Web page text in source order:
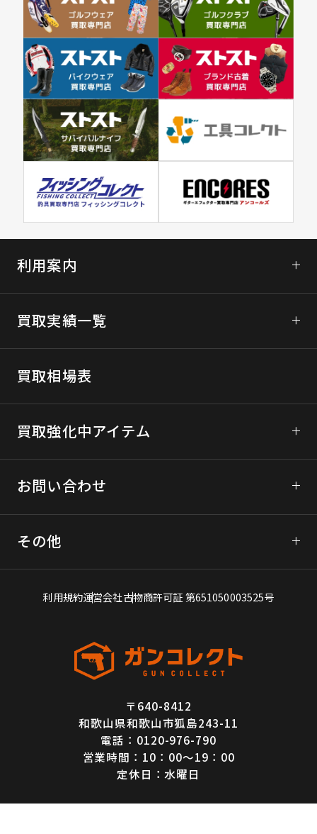
利用案内
宅配買取について
買取の流れ
LINE査定の詳細
宅配買取に関するご利用規約
宅配買取のお申込みはこちら
買取実績一覧
ブローバックガスガンの買取
エアコッキングガンの買取
パーツ、ミリタリーグッズの買取
買取相場表
買取強化中アイテム
KSC
WA（ウエスタンアームズ）
買取アイテム一覧
お問い合わせ
電話問い合わせ
その他
お客様の声
特定商取引法に基づく表記
プライバシーポリシー
キャンセル・返品ポリシー
買取価格保証・査定基準について
利用規約運営会社古物商許可証 第651050003525号
〒640-8412
和歌山県和歌山市狐島243-11
電話：0120-976-790
営業時間：10：00～19：00
定休日：水曜日